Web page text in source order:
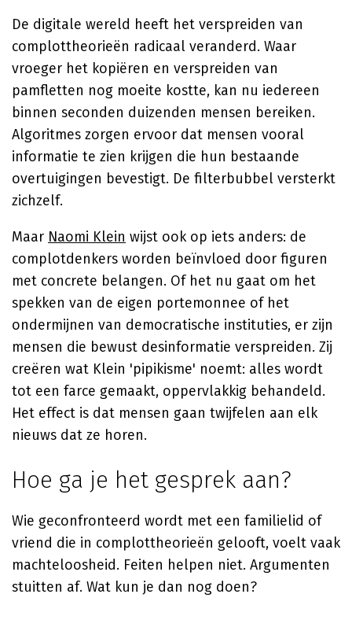
De digitale wereld heeft het verspreiden van
complottheorieën radicaal veranderd. Waar
vroeger het kopiëren en verspreiden van
pamfletten nog moeite kostte, kan nu iedereen
binnen seconden duizenden mensen bereiken.
Algoritmes zorgen ervoor dat mensen vooral
informatie te zien krijgen die hun bestaande
overtuigingen bevestigt. De filterbubbel versterkt
zichzelf.
Maar Naomi Klein wijst ook op iets anders: de
complotdenkers worden beïnvloed door figuren
met concrete belangen. Of het nu gaat om het
spekken van de eigen portemonnee of het
ondermijnen van democratische instituties, er zijn
mensen die bewust desinformatie verspreiden. Zij
creëren wat Klein 'pipikisme' noemt: alles wordt
tot een farce gemaakt, oppervlakkig behandeld.
Het effect is dat mensen gaan twijfelen aan elk
nieuws dat ze horen.
Hoe ga je het gesprek aan?
Wie geconfronteerd wordt met een familielid of
vriend die in complottheorieën gelooft, voelt vaak
machteloosheid. Feiten helpen niet. Argumenten
stuitten af. Wat kun je dan nog doen?